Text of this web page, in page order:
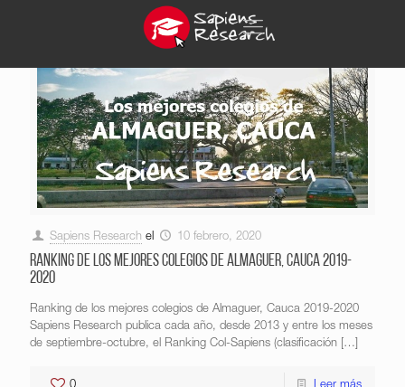
Sapiens Research el 10 febrero, 2020
Ranking de los mejores colegios de Almaguer, Cauca 2019-
2020
Ranking de los mejores colegios de Almaguer, Cauca 2019-2020
Sapiens Research publica cada año, desde 2013 y entre los meses
de septiembre-octubre, el Ranking Col-Sapiens (clasificación […]